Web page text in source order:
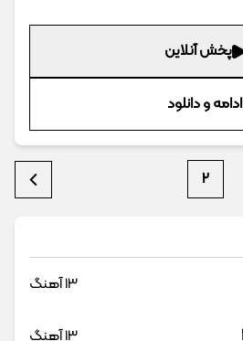
پخش آنلاین
ادامه و دانلود
2
13 آهنگ
13 آهنگ